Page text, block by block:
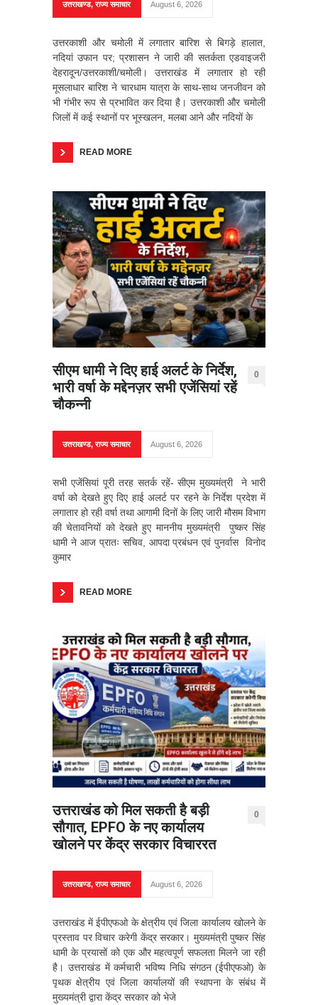
उत्तराखण्ड,राज्य समाचार August 6, 2026
उत्तरकाशी और चमोली में लगातार बारिश से बिगड़े हालात,
नदियां उफान पर; प्रशासन ने जारी की सतर्कता एडवाइजरी
देहरादून/उत्तरकाशी/चमोली। उत्तराखंड में लगातार हो रही
मूसलाधार बारिश ने चारधाम यात्रा के साथ-साथ जनजीवन को
भी गंभीर रूप से प्रभावित कर दिया है। उत्तरकाशी और चमोली
जिलों में कई स्थानों पर भूस्खलन, मलबा आने और नदियों के
READ MORE
सीएम धामी ने दिए हाई अलर्ट के निर्देश,
भारी वर्षा के मद्देनज़र सभी एजेंसियां रहें
चौकन्नी
0
उत्तराखण्ड,राज्य समाचार August 6, 2026
सभी एजेंसियां पूरी तरह सतर्क रहें- सीएम मुख्यमंत्री ने भारी
वर्षा को देखते हुए दिए हाई अलर्ट पर रहने के निर्देश प्रदेश में
लगातार हो रही वर्षा तथा आगामी दिनों के लिए जारी मौसम विभाग
की चेतावनियों को देखते हुए माननीय मुख्यमंत्री पुष्कर सिंह
धामी ने आज प्रातः सचिव, आपदा प्रबंधन एवं पुनर्वास विनोद
कुमार
READ MORE
उत्तराखंड को मिल सकती है बड़ी
सौगात, EPFO के नए कार्यालय
खोलने पर केंद्र सरकार विचाररत
0
उत्तराखण्ड,राज्य समाचार August 6, 2026
उत्तराखंड में ईपीएफओ के क्षेत्रीय एवं जिला कार्यालय खोलने के
प्रस्ताव पर विचार करेगी केंद्र सरकार। मुख्यमंत्री पुष्कर सिंह
धामी के प्रयासों को एक और महत्वपूर्ण सफलता मिलने जा रही
है। उत्तराखंड में कर्मचारी भविष्य निधि संगठन (ईपीएफओ) के
पृथक क्षेत्रीय एवं जिला कार्यालयों की स्थापना के संबंध में
मुख्यमंत्री द्वारा केंद्र सरकार को भेजे